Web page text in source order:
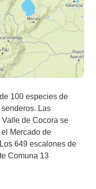
100 especies de
Las
de Cocora se
Mercado de
649 escalones de
Comuna 13